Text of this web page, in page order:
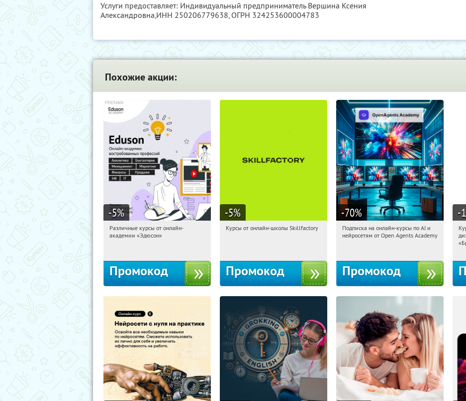
Услуги предоставляет: Индивидуальный предприниматель Вершина Ксения
Александровна,ИНН 250206779638, ОГРН 324253600004783
Похожие акции:
-5%
06:41:36 Получили:
Различные курсы от онлайн-
академии «Эдюсон»
Промокод
-5%
06:41:36
Получи первым!
Курсы от онлайн-школы Skillfactory
Промокод
-70%
06:41:36 Получили:
Подписка на онлайн-курсы по AI и
нейросетям от Open Agents Academy
Промокод
-